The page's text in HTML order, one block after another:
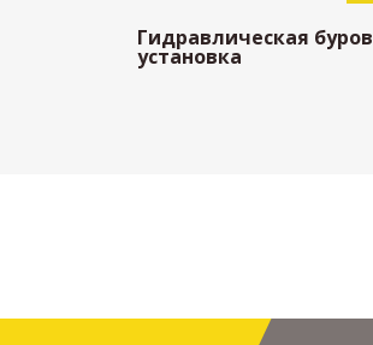
Гидравлическая
установка